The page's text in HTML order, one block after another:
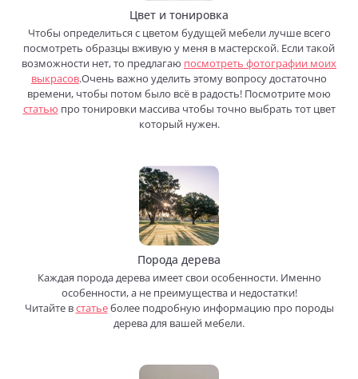
Цвет и тонировка
Чтобы определиться с цветом будущей мебели лучше всего
посмотреть образцы вживую у меня в мастерской. Если такой
возможности нет, то предлагаю посмотреть фотографии моих
выкрасов.Очень важно уделить этому вопросу достаточно
времени, чтобы потом было всё в радость! Посмотрите мою
статью про тонировки массива чтобы точно выбрать тот цвет
который нужен.
Порода дерева
Каждая порода дерева имеет свои особенности. Именно
особенности, а не преимущества и недостатки!
Читайте встатьеболее подробную информацию про породы
дерева для вашей мебели.